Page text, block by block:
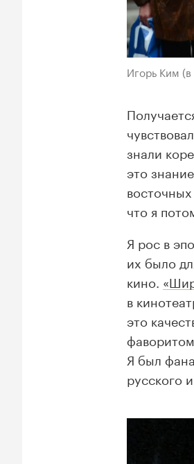
Игорь Ким
знали
это
что я
Я рос в
их было
кино.
в
это
Я был
русского